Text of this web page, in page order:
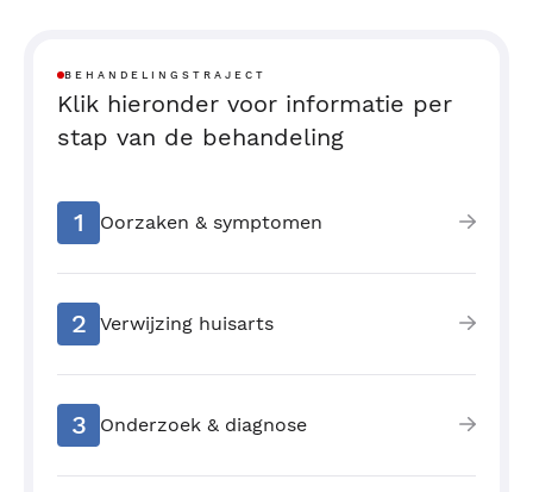
BEHANDELINGSTRAJECT
Klik hieronder voor informatie per
stap van de behandeling
1 Oorzaken & symptomen
2 Verwijzing huisarts
3 Onderzoek & diagnose